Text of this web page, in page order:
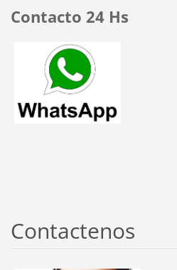
Contacto 24 Hs
Contactenos